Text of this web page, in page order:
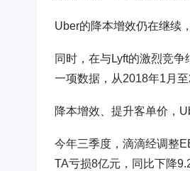
Uber的降本增效仍在继续
同时，在与Lyft的激烈竞
一项数据，从2018年1月
降本增效、提升客单价，
今年三季度，滴滴经调整
TA亏损8亿元，同比下降